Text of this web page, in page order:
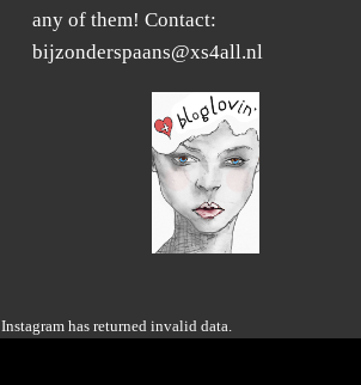
any of them! Contact:
bijzonderspaans@xs4all.nl
Instagram has returned invalid data.